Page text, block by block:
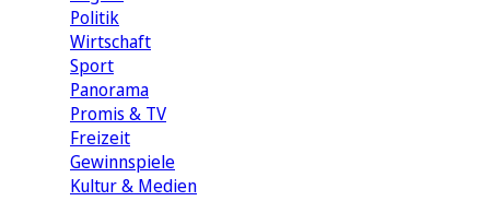
Politik
Wirtschaft
Sport
Panorama
Promis & TV
Freizeit
Gewinnspiele
Kultur & Medien